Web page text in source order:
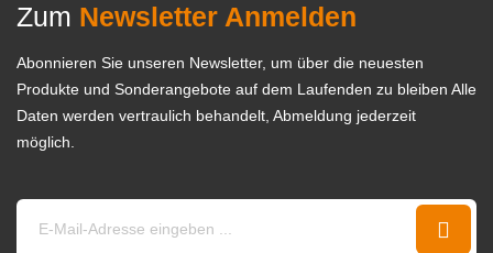
Zum Newsletter Anmelden
Abonnieren Sie unseren Newsletter, um über die neuesten
Produkte und Sonderangebote auf dem Laufenden zu bleiben Alle
Daten werden vertraulich behandelt, Abmeldung jederzeit
möglich.